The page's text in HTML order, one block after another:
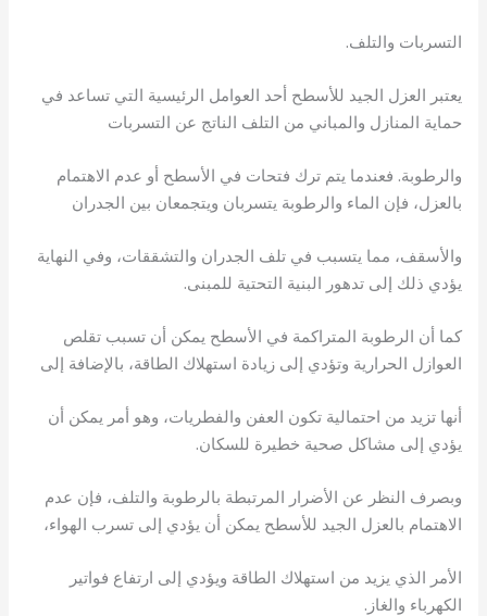
التسربات والتلف.
يعتبر العزل الجيد للأسطح أحد العوامل الرئيسية التي تساعد في
حماية المنازل والمباني من التلف الناتج عن التسربات
والرطوبة. فعندما يتم ترك فتحات في الأسطح أو عدم الاهتمام
بالعزل، فإن الماء والرطوبة يتسربان ويتجمعان بين الجدران
والأسقف، مما يتسبب في تلف الجدران والتشققات، وفي النهاية
يؤدي ذلك إلى تدهور البنية التحتية للمبنى.
كما أن الرطوبة المتراكمة في الأسطح يمكن أن تسبب تقلص
العوازل الحرارية وتؤدي إلى زيادة استهلاك الطاقة، بالإضافة إلى
أنها تزيد من احتمالية تكون العفن والفطريات، وهو أمر يمكن أن
يؤدي إلى مشاكل صحية خطيرة للسكان.
وبصرف النظر عن الأضرار المرتبطة بالرطوبة والتلف، فإن عدم
الاهتمام بالعزل الجيد للأسطح يمكن أن يؤدي إلى تسرب الهواء،
الأمر الذي يزيد من استهلاك الطاقة ويؤدي إلى ارتفاع فواتير
الكهرباء والغاز.